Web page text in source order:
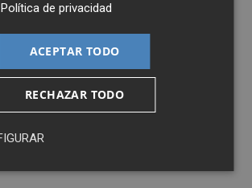
Castellón amplía su actividad: la
belga Skywings abrirá un nuevo
ganaderas
una asistencia para completar el PAI
Política de privacidad
ACEPTAR TODO
RECHAZAR TODO